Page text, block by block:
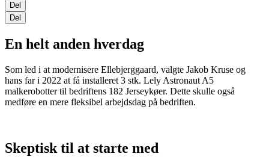
Del
Del
En helt anden hverdag
Som led i at modernisere Ellebjerggaard, valgte Jakob Kruse og
hans far i 2022 at få installeret 3 stk. Lely Astronaut A5
malkerobotter til bedriftens 182 Jerseykøer. Dette skulle også
medføre en mere fleksibel arbejdsdag på bedriften.
Skeptisk til at starte med